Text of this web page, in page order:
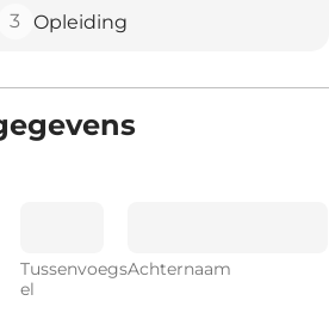
3 Opleiding
Tussenvoegs
el
Achternaam